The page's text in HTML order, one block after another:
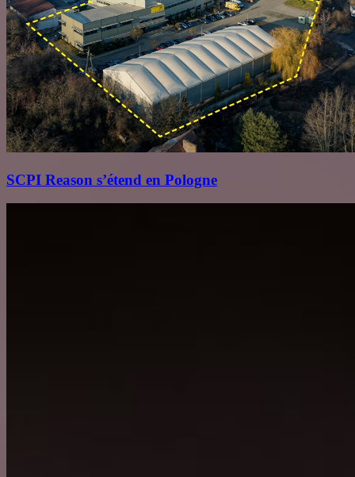
SCPI Reason s’étend en Pologne